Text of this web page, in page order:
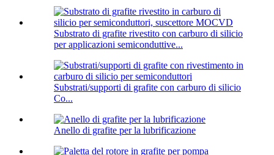
Substrato di grafite rivestito con carburo di silicio
per applicazioni semiconduttive...
Substrati/supporti di grafite con carburo di silicio
Co...
Anello di grafite per la lubrificazione